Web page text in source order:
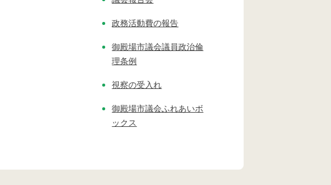
政務活動費の報告
御殿場市議会議員政治倫
理条例
視察の受入れ
御殿場市議会ふれあいボ
ックス